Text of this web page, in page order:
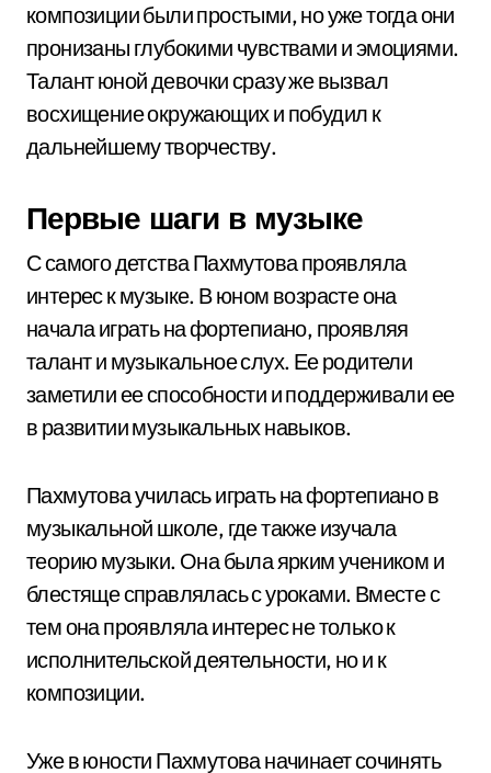
композиции были простыми, но уже тогда они
пронизаны глубокими чувствами и эмоциями.
Талант юной девочки сразу же вызвал
восхищение окружающих и побудил к
дальнейшему творчеству.
Первые шаги в музыке
С самого детства Пахмутова проявляла
интерес к музыке. В юном возрасте она
начала играть на фортепиано, проявляя
талант и музыкальное слух. Ее родители
заметили ее способности и поддерживали ее
в развитии музыкальных навыков.
Пахмутова училась играть на фортепиано в
музыкальной школе, где также изучала
теорию музыки. Она была ярким учеником и
блестяще справлялась с уроками. Вместе с
тем она проявляла интерес не только к
исполнительской деятельности, но и к
композиции.
Уже в юности Пахмутова начинает сочинять